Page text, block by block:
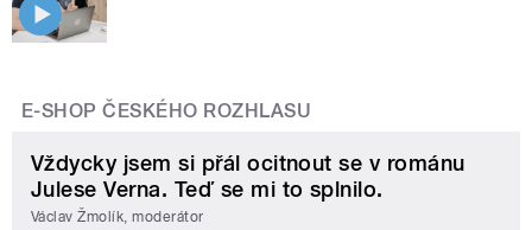
E-SHOP ČESKÉHO ROZHLASU
Vždycky jsem si přál ocitnout se v románu
Julese Verna. Teď se mi to splnilo.
Václav Žmolík, moderátor